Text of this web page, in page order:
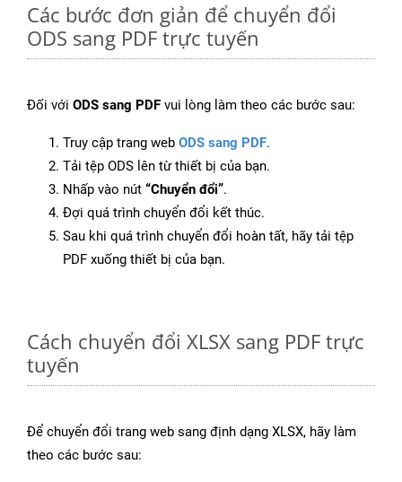
Các bước đơn giản để chuyển đổi
ODS sang PDF trực tuyến
Đối với ODS sang PDF vui lòng làm theo các bước sau:
Truy cập trang web ODS sang PDF.
Tải tệp ODS lên từ thiết bị của bạn.
Nhấp vào nút “Chuyển đổi”.
Đợi quá trình chuyển đổi kết thúc.
Sau khi quá trình chuyển đổi hoàn tất, hãy tải tệp
PDF xuống thiết bị của bạn.
Cách chuyển đổi XLSX sang PDF trực
tuyến
Để chuyển đổi trang web sang định dạng XLSX, hãy làm
theo các bước sau: